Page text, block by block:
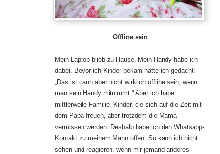
Offline sein
Mein Laptop blieb zu Hause. Mein Handy habe ich
dabei. Bevor ich Kinder bekam hätte ich gedacht:
„Das ist dann aber nicht wirklich offline sein, wenn
man sein Handy mitnimmt.“ Aber ich habe
mittlerweile Familie, Kinder, die sich auf die Zeit mit
dem Papa freuen, aber trotzdem die Mama
vermissen werden. Deshalb habe ich den Whatsapp-
Kontakt zu meinem Mann offen. So kann ich nicht
sehen und reagieren, wenn mir jemand anderes